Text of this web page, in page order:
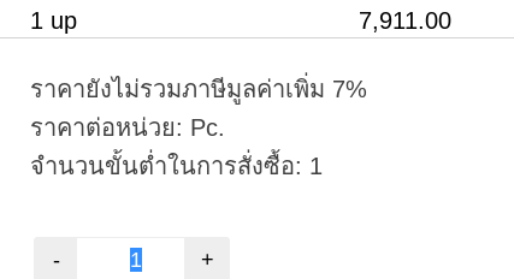
1 up
7,911.00
ราคายังไม่รวมภาษีมูลค่าเพิ่ม 7%
ราคาต่อหน่วย: Pc.
จำนวนขั้นต่ำในการสั่งซื้อ: 1